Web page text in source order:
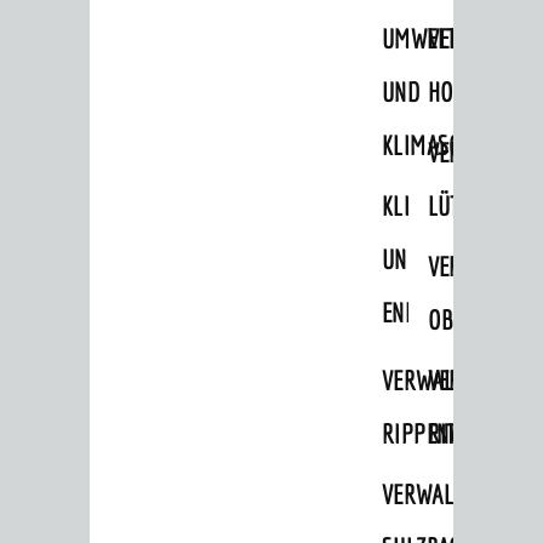
UMWELT-
UND
KLIMASCHUTZ
KLIMASCHUTZ
UND
RIPPENWEIER